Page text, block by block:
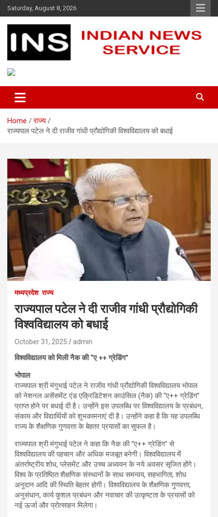
Skip
to
content
Saturday, August 8, 2026
Indian News Service
Home
राज्य
राज्यपाल पटेल ने दी राजीव गांधी प्रौद्योगिकी विश्वविद्यालय को बधाई
मध्यप्रदेश राज्य
राज्यपाल पटेल ने दी राजीव गांधी प्रौद्योगिकी
विश्वविद्यालय को बधाई
October 31, 2025 admin
विश्वविद्यालय को मिली नैक की “ए ++ ग्रेडिंग”
भोपाल
राज्यपाल श्री मंगुभाई पटेल ने राजीव गांधी प्रौद्योगिकी विश्वविद्यालय भोपाल
को नेशनल असेंसमेंट एंड एक्रिडिटेशन काउंसिल (नैक) की “ए++ ग्रेडिंग”
प्राप्त होने पर बधाई दी है। उन्होंने इस उपलब्धि पर विश्वविद्यालय के प्रबंधन,
संकाय और विद्यार्थियों को शुभकामनाएं दी है। उन्होंने कहा है कि यह उपलब्धि
राज्य के शैक्षणिक गुणवत्ता के बेहतर प्रयासों का सुफल है।
राज्यपाल श्री मंगुभाई पटेल ने कहा कि नैक की “ए++ ग्रेडिंग” से
विश्वविद्यालय की पहचान और अधिक मजबूत बनेगी। विश्वविद्यालय में
अंतर्राष्ट्रीय शोध, प्लेसमेंट और उच्च अध्ययन के नये अवसर सृजित होंगे।
विश्व के प्रतिष्ठित शैक्षणिक संस्थानों के साथ समन्वय, सहभागिता, शोध
अनुदान आदि की स्थिति बेहतर होगी। विश्वविद्यालय के शैक्षणिक गुणवत्ता,
अनुसंधान, कार्य कुशल प्रबंधन और नवाचार की उत्कृष्टता के प्रयासों को
नई ऊर्जा और प्रोत्साहन मिलेगा।